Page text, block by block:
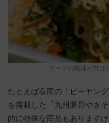
ラードの風味が芳ば
たとえば春雨の「ピーヤン
を搭載した「九州豚骨やき
的に特殊な商品もあります